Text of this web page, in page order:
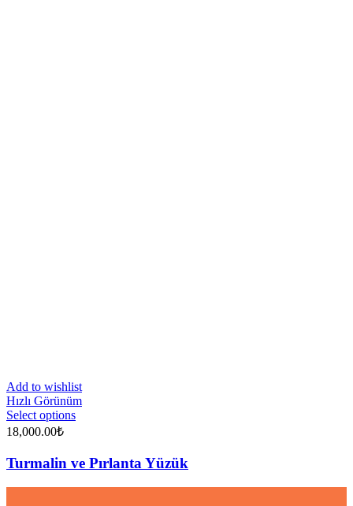
Add to wishlist
Hızlı Görünüm
Select options
18,000.00₺
Turmalin ve Pırlanta Yüzük